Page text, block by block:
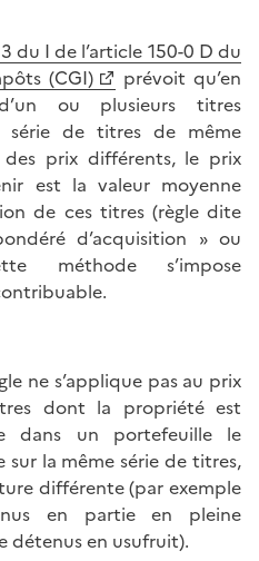
du I de l’article 150-0 D du
(CGI)
prévoit qu’en
ou plusieurs titres
série de titres de même
prix différents, le prix
est la valeur moyenne
de ces titres (règle dite
d’acquisition » ou
méthode s’impose
ne s’applique pas au prix
dont la propriété est
dans un portefeuille le
la même série de titres,
différente (par exemple
en partie en pleine
détenus en usufruit).